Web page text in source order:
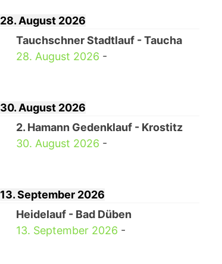
28. August 2026
Tauchschner Stadtlauf - Taucha
28. August 2026 -
30. August 2026
2. Hamann Gedenklauf - Krostitz
30. August 2026 -
13. September 2026
Heidelauf - Bad Düben
13. September 2026 -